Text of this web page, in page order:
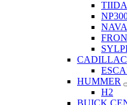
TIIDA
CADILLAC
HUMMER
H2
BUICK